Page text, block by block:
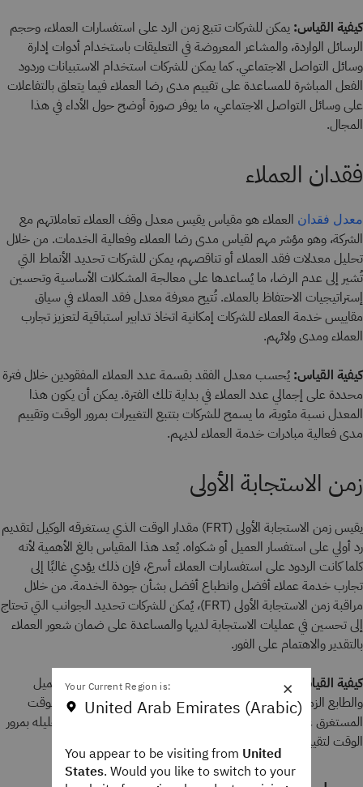
كيفية القياس: يمكن للشركات تتبع زمن الرد على استفسارات العملاء، وحجم
الرسائل الواردة، والمشاعر المعروضة في التعليقات باستخدام أدوات إدارة
وسائل التواصل الاجتماعي. كما يمكن للشركات استخدام الاستبيانات وردود
الفعل المباشرة للمساعدة على تقييم مدى رضا العملاء فيما يتعلق بالتفاعلات
على وسائل التواصل الاجتماعي، ما يوفر صورة أوضح حول الأداء في هذا
المجال.
فقدان العملاء
معدل فقدان العملاء هو مقياس يقيس معدل وقف العملاء تعاملاتهم مع
الشركة، وهو مؤشر مهم لقياس مدى رضا العملاء وفعالية الخدمات. من خلال
تحليل معدلات فقد العملاء أو تناقصهم، يمكن للشركات تحديد الأنماط التي
تُشير إلى عدم الرضا، ما يُساعدها على معالجة المشكلات الأساسية وتحسين
إستراتيجيات الاحتفاظ بالعملاء. تُتيح معرفة معدل فقد العملاء في سياق
مقاييس خدمة العملاء للشركات إمكانية اتخاذ تدابير استباقية لتعزيز تجارب
العملاء ومدى ولائهم.
كيفية القياس: يُحسب معدل الفقد بقسمة عدد العملاء المفقودين خلال فترة
محددة على إجمالي عدد العملاء في بداية تلك الفترة. يمكن أن يكون هذا
المعدل نسبة مئوية، ما يسمح للشركات بتتبع التغييرات بمرور الوقت وتقييم
مدى فعالية مبادرات خدمة العملاء لديهم.
زمن الاستجابة الأولى
يقيس زمن الاستجابة الأولى (FRT) مقدار الوقت الذي يستغرقه الوكيل لتقديم
رد أولي على استفسار العميل أو شكواه. يُعد هذا المقياس بالغ الأهمية لأنه
كلما كانت الردود على استفسارات العملاء أسرع، فإن ذلك يؤدي غالبًا إلى
تجارب خدمة عملاء أفضل وانطباع أفضل بشأن جودة الخدمة. من خلال
مراقبة زمن الاستجابة الأولى (FRT)، يُمكن للشركات تحديد الجوانب التي تحتاج
إلى تحسين في عمليات الاستجابة لديها والمساعدة على ضمان شعور العملاء
بالتقدير والاهتمام على الفور.
كيفية القياس:تتبع الشركات الطابع الزمني لوقت تلقي استفسار العميل
والطابع الزمني لوقت إرسال أول استجابة. يُحسب عندئذٍ متوسط الوقت
المستغرق عبر استفسارات متعددة، ما يوفر مقياسًا واضحًا يمكن تحليله بمرور
الوقت لتقييم الأداء وتحديد التوجهات.
×
Your Current Region is:
United Arab Emirates (Arabic)
You appear to be visiting from United
States. Would you like to switch to your